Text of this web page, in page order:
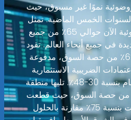
نموًا غير مسبوق، حيث
من 550٪ في السنوات الخمس الماضية. تمثل
أنظمة تخزين الطاقة والكهروضوئية الآن حوالي 65٪ من جميع
في جميع أنحاء العالم. تقود
أمريكا الشمالية وأوروبا بنسبة 62٪ من حصة السوق، مدفوعة
الضريبية الاستثمارية
التي تقلل التكاليف الإجمالية للنظام بنسبة 30-48٪. تليها منطقة
والمحيط الهادئ بنسبة 45٪ من حصة السوق، حيث قطعت
التصاميم المعيارية أوقات التثبيت بنسبة 75٪ مقارنة بالحلول